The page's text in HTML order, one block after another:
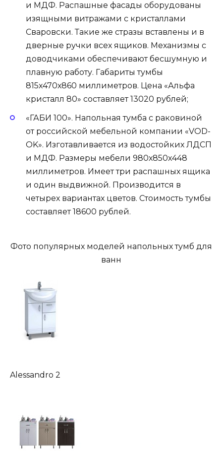
и МДФ. Распашные фасады оборудованы
изящными витражами с кристаллами
Сваровски. Такие же стразы вставлены и в
дверные ручки всех ящиков. Механизмы с
доводчиками обеспечивают бесшумную и
плавную работу. Габариты тумбы
815х470х860 миллиметров. Цена «Альфа
кристалл 80» составляет 13020 рублей;
«ГАБИ 100». Напольная тумба с раковиной
от российской мебельной компании «VOD-
OK». Изготавливается из водостойких ЛДСП
и МДФ. Размеры мебели 980х850х448
миллиметров. Имеет три распашных ящика
и один выдвижной. Производится в
четырех вариантах цветов. Стоимость тумбы
составляет 18600 рублей.
Фото популярных моделей напольных тумб для
ванн
Alessandro 2